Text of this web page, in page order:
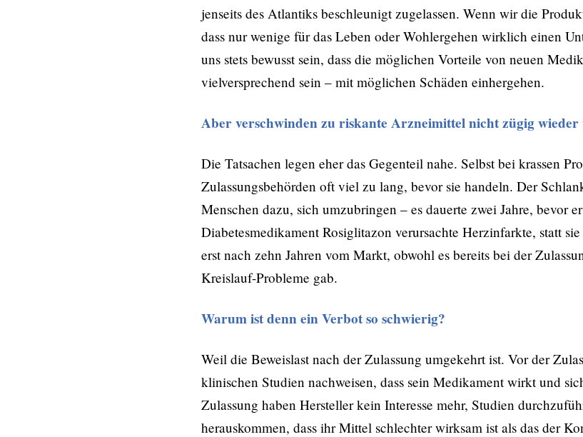
jenseits des Atlantiks beschleunigt zugelassen. Wenn wir die
dass nur wenige für das Leben oder Wohlergehen wirklich einen
uns stets bewusst sein, dass die möglichen Vorteile von neuen
vielversprechend sein – mit möglichen Schäden einhergehen.
Aber verschwinden zu riskante Arzneimittel nicht zügig
Die Tatsachen legen eher das Gegenteil nahe. Selbst bei krassen
Zulassungsbehörden oft viel zu lang, bevor sie handeln. Der
Menschen dazu, sich umzubringen – es dauerte zwei Jahre, bevor
Diabetesmedikament Rosiglitazon verursachte Herzinfarkte, statt
erst nach zehn Jahren vom Markt, obwohl es bereits bei der
Kreislauf-Probleme gab.
Warum ist denn ein Verbot so schwierig?
Weil die Beweislast nach der Zulassung umgekehrt ist. Vor der
klinischen Studien nachweisen, dass sein Medikament wirkt und
Zulassung haben Hersteller kein Interesse mehr, Studien
herauskommen, dass ihr Mittel schlechter wirksam ist als das der